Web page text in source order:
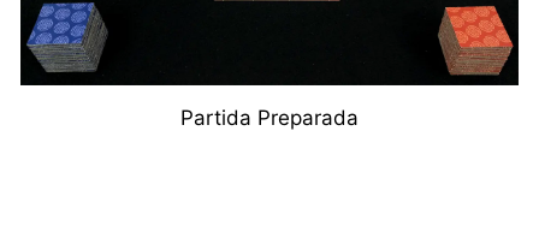
Partida Preparada